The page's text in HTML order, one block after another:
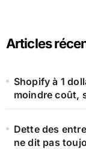
c
e
Articles
Shopify à 1
moindre coût,
Dette des
ne dit pas